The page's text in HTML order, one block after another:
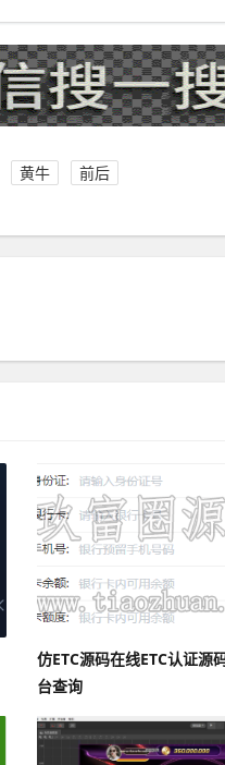
黄牛 前后
仿ETC源码在线ETC认证源
台查询